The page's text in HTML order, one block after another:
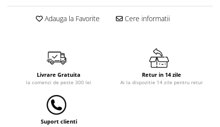
Sac de dormit 110 cm
Sac de dormit 130 cm
Sac de dormit 140 cm
Sac de dormit 150 cm
Saltele de infasat
Adauga la Favorite Cere informatii
Livrare Gratuita
la comenzi de peste 300 lei
Retur in 14 zile
Ai la dispozitie 14 zile pentru retur
Suport clienti